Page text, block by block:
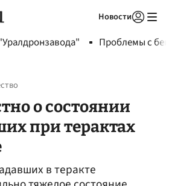
Новости
Проблемы с
о состоянии
при терактах
в теракте